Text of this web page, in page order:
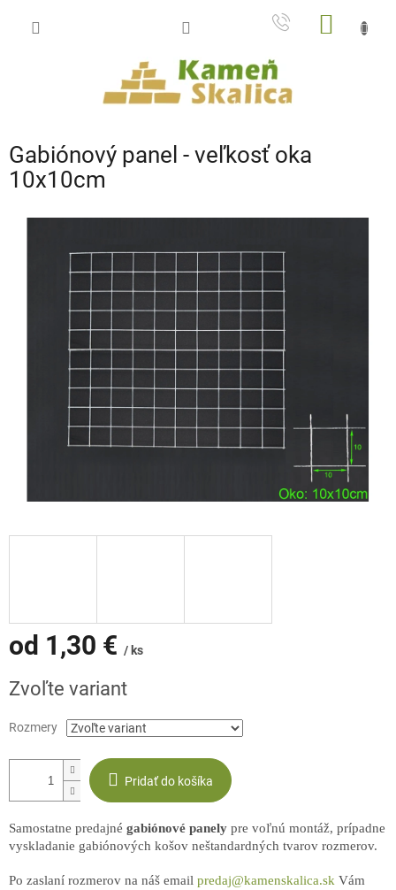
Gabiónový panel - veľkosť oka
10x10cm
od 1,30 € / ks
cena:
Zvoľte variant
Rozmery
Pridať do košíka
Samostatne predajné gabiónové panely pre voľnú montáž, prípadne
vyskladanie gabiónových košov neštandardných tvarov rozmerov.
Po zaslaní rozmerov na náš email predaj@kamenskalica.sk Vám